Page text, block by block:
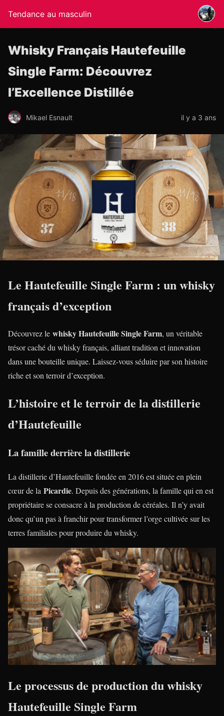
Tendance au masculin
Whisky Français Hautefeuille
Single Farm: Découvrez
l’Excellence Distillée
Mikael Esnault il y a 3 ans
Le Hautefeuille Single Farm : un whisky
français d’exception
Découvrez le whisky Hautefeuille Single Farm, un véritable
trésor caché du whisky français, alliant tradition et innovation
dans une bouteille unique. Laissez-vous séduire par son histoire
riche et son terroir d’exception.
L’histoire et le terroir de la distillerie
d’Hautefeuille
La famille derrière la distillerie
La distillerie d’Hautefeuille fondée en 2016 est située en plein
cœur de la Picardie. Depuis des générations, la famille qui en est
propriétaire se consacre à la production de céréales. Il n’y avait
donc qu’un pas à franchir pour transformer l’orge cultivée sur les
terres familiales pour produire du whisky.
Le processus de production du whisky
Hautefeuille Single Farm